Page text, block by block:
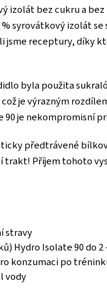
bez cukru a
syrovátkový izolát
jsme receptury, díky
byla použita
je výrazným
90 je nekompromisní
předtrávené
Příjem tohoto
stravy
Hydro Isolate 90 do 2
konzumaci po
vody